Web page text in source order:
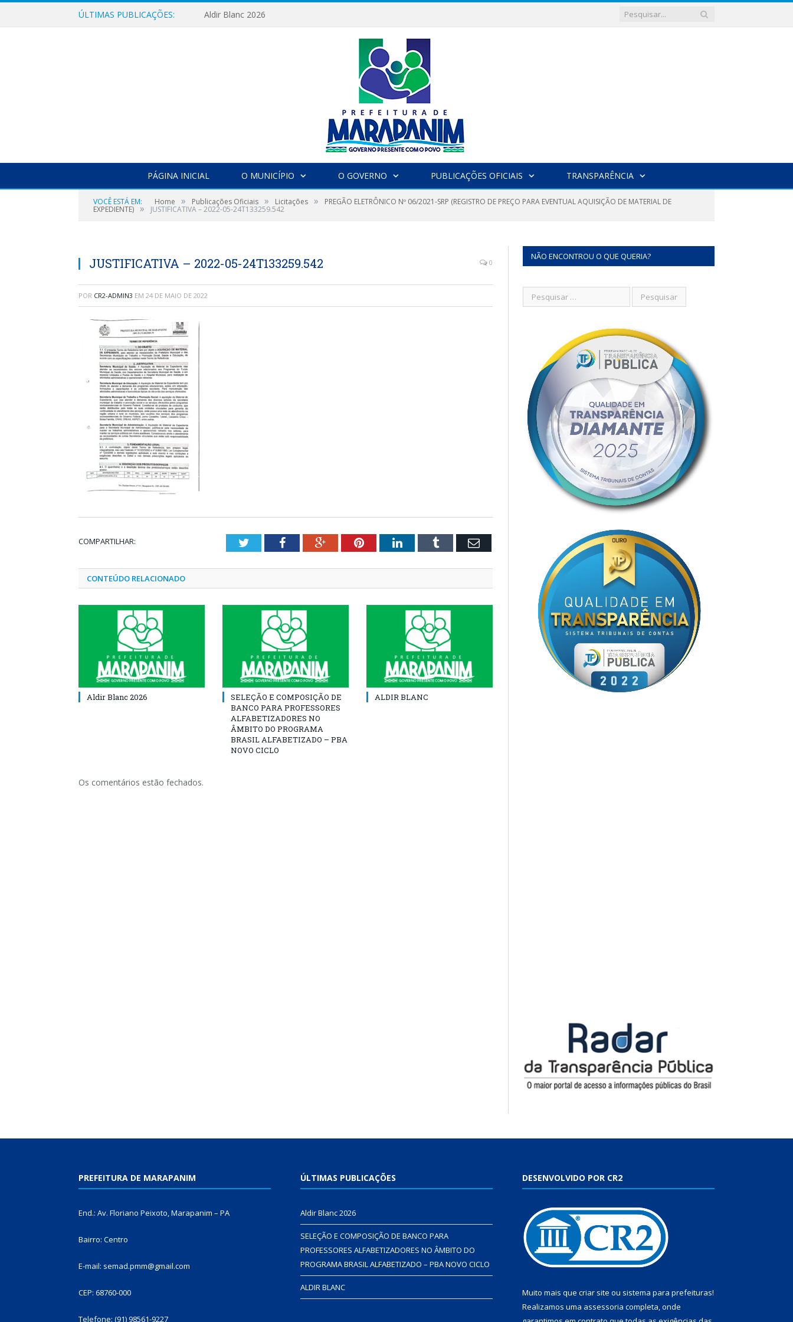
ÚLTIMAS PUBLICAÇÕES: Aldir Blanc 2026
PÁGINA INICIAL O MUNICÍPIO O GOVERNO PUBLICAÇÕES OFICIAIS TRANSPARÊNCIA
VOCÊ ESTÁ EM: Home » Publicações Oficiais » Licitações » PREGÃO ELETRÔNICO Nº 06/2021-SRP (REGISTRO DE PREÇO PARA EVENTUAL AQUISIÇÃO DE MATERIAL DE
EXPEDIENTE) » JUSTIFICATIVA – 2022-05-24T133259.542
JUSTIFICATIVA – 2022-05-24T133259.542 0
POR CR2-ADMIN3 EM 24 DE MAIO DE 2022
COMPARTILHAR: TwitterFacebookGoogle+PinterestLinkedInTumblr Email
CONTEÚDO RELACIONADO
Aldir Blanc 2026
SELEÇÃO E COMPOSIÇÃO DE
BANCO PARA PROFESSORES
ALFABETIZADORES NO
ÂMBITO DO PROGRAMA
BRASIL ALFABETIZADO – PBA
NOVO CICLO
ALDIR BLANC
Os comentários estão fechados.
NÃO ENCONTROU O QUE QUERIA?
PREFEITURA DE MARAPANIM
End.: Av. Floriano Peixoto, Marapanim – PA
Bairro: Centro
E-mail: semad.pmm@gmail.com
CEP: 68760-000
Telefone: (91) 98561-9227
ÚLTIMAS PUBLICAÇÕES
Aldir Blanc 2026
SELEÇÃO E COMPOSIÇÃO DE BANCO PARA
PROFESSORES ALFABETIZADORES NO ÂMBITO DO
PROGRAMA BRASIL ALFABETIZADO – PBA NOVO CICLO
ALDIR BLANC
DESENVOLVIDO POR CR2
Muito mais que criar site ou sistema para prefeituras!
Realizamos uma assessoria completa, onde